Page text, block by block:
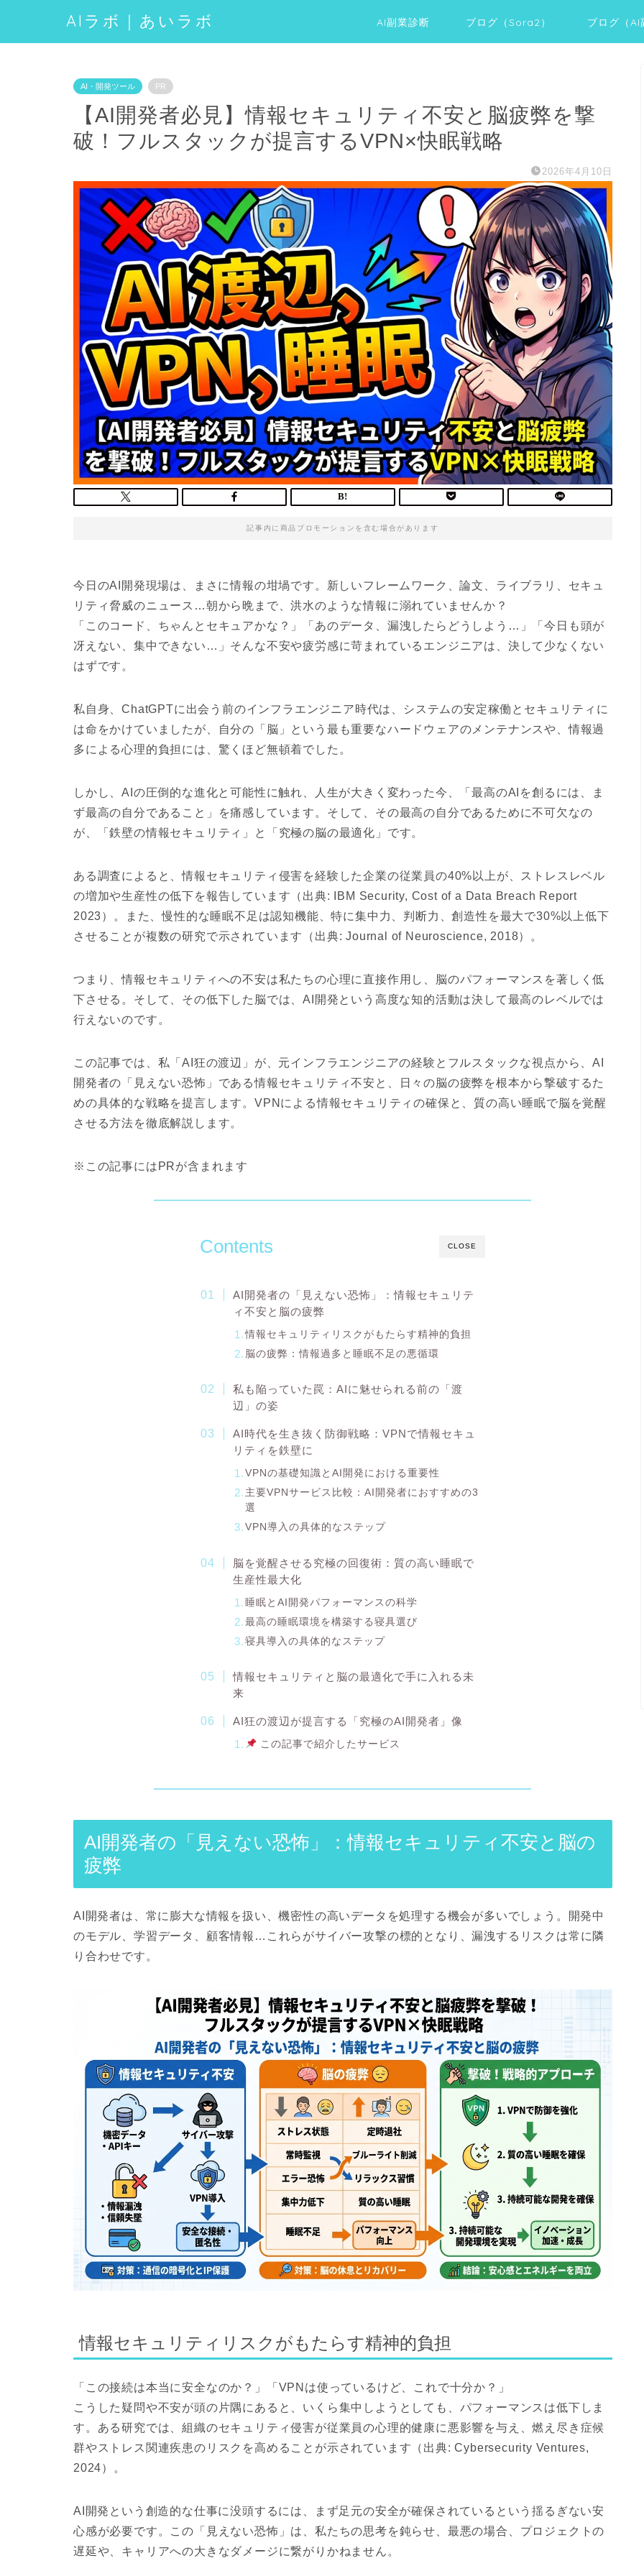
AIラボ｜あいラボ AI副業診断 ブログ（Sora2） ブログ（AI
AI・開発ツール PR
【AI開発者必見】情報セキュリティ不安と脳疲弊を撃
破！フルスタックが提言するVPN×快眠戦略
2026年4月10日
記事内に商品プロモーションを含む場合があります
今日のAI開発現場は、まさに情報の坩堝です。新しいフレームワーク、論文、ライブラリ、セキュ
リティ脅威のニュース…朝から晩まで、洪水のような情報に溺れていませんか？
「このコード、ちゃんとセキュアかな？」「あのデータ、漏洩したらどうしよう…」「今日も頭が
冴えない、集中できない…」そんな不安や疲労感に苛まれているエンジニアは、決して少なくない
はずです。
私自身、ChatGPTに出会う前のインフラエンジニア時代は、システムの安定稼働とセキュリティに
は命をかけていましたが、自分の「脳」という最も重要なハードウェアのメンテナンスや、情報過
多による心理的負担には、驚くほど無頓着でした。
しかし、AIの圧倒的な進化と可能性に触れ、人生が大きく変わった今、「最高のAIを創るには、ま
ず最高の自分であること」を痛感しています。そして、その最高の自分であるために不可欠なの
が、
「鉄壁の情報セキュリティ」と「究極の脳の最適化」 です。
ある調査によると、情報セキュリティ侵害を経験した企業の従業員の40%以上が、ストレスレベル
の増加や生産性の低下を報告しています（出典: IBM Security, Cost of a Data Breach Report
2023）。また、慢性的な睡眠不足は認知機能、特に集中力、判断力、創造性を最大で30%以上低下
させることが複数の研究で示されています（出典: Journal of Neuroscience, 2018）。
つまり、情報セキュリティへの不安は私たちの心理に直接作用し、脳のパフォーマンスを著しく低
下させる。そして、その低下した脳では、AI開発という高度な知的活動は決して最高のレベルでは
行えないのです。
この記事では、私「AI狂の渡辺」が、元インフラエンジニアの経験とフルスタックな視点から、AI
開発者の「見えない恐怖」である情報セキュリティ不安と、日々の脳の疲弊を根本から撃破するた
めの具体的な戦略を提言します。VPNによる情報セキュリティの確保と、質の高い睡眠で脳を覚醒
させる方法を徹底解説します。
※この記事にはPRが含まれます
CLOSE
Contents
AI開発者の「見えない恐怖」：情報セキュリテ
ィ不安と脳の疲弊
情報セキュリティリスクがもたらす精神的負担
脳の疲弊：情報過多と睡眠不足の悪循環
私も陥っていた罠：AIに魅せられる前の「渡
辺」の姿
AI時代を生き抜く防御戦略：VPNで情報セキュ
リティを鉄壁に
VPNの基礎知識とAI開発における重要性
主要VPNサービス比較：AI開発者におすすめの3
選
VPN導入の具体的なステップ
脳を覚醒させる究極の回復術：質の高い睡眠で
生産性最大化
睡眠とAI開発パフォーマンスの科学
最高の睡眠環境を構築する寝具選び
寝具導入の具体的なステップ
情報セキュリティと脳の最適化で手に入れる未
来
AI狂の渡辺が提言する「究極のAI開発者」像
この記事で紹介したサービス
AI開発者の「見えない恐怖」：情報セキュリティ不安と脳の
疲弊
AI開発者は、常に膨大な情報を扱い、機密性の高いデータを処理する機会が多いでしょう。開発中
のモデル、学習データ、顧客情報…これらがサイバー攻撃の標的となり、漏洩するリスクは常に隣
り合わせです。
情報セキュリティリスクがもたらす精神的負担
「この接続は本当に安全なのか？」「VPNは使っているけど、これで十分か？」
こうした疑問や不安が頭の片隅にあると、いくら集中しようとしても、パフォーマンスは低下しま
す。ある研究では、組織のセキュリティ侵害が従業員の心理的健康に悪影響を与え、燃え尽き症候
群やストレス関連疾患のリスクを高めることが示されています（出典: Cybersecurity Ventures,
2024）。
AI開発という創造的な仕事に没頭するには、まず足元の安全が確保されているという揺るぎない安
心感が必要です。この「見えない恐怖」は、私たちの思考を鈍らせ、最悪の場合、プロジェクトの
遅延や、キャリアへの大きなダメージに繋がりかねません。